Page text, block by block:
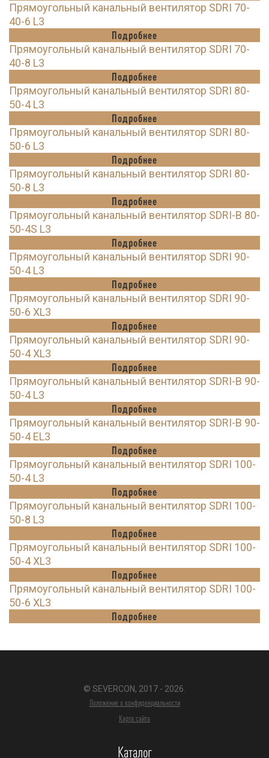
Прямоугольный канальный вентилятор SDRI 70-
40-6 L3
Подробнее
Прямоугольный канальный вентилятор SDRI 70-
40-8 L3
Подробнее
Прямоугольный канальный вентилятор SDRI 80-
50-4 L3
Подробнее
Прямоугольный канальный вентилятор SDRI 80-
50-6 L3
Подробнее
Прямоугольный канальный вентилятор SDRI 80-
50-8 L3
Подробнее
Прямоугольный канальный вентилятор SDRI-B 80-
50-4S L3
Подробнее
Прямоугольный канальный вентилятор SDRI 90-
50-4 L3
Подробнее
Прямоугольный канальный вентилятор SDRI 90-
50-6 XL3
Подробнее
Прямоугольный канальный вентилятор SDRI 90-
50-4 XL3
Подробнее
Прямоугольный канальный вентилятор SDRI-B 90-
50-4 L3
Подробнее
Прямоугольный канальный вентилятор SDRI-B 90-
50-4 EL3
Подробнее
Прямоугольный канальный вентилятор SDRI 100-
50-4 L3
Подробнее
Прямоугольный канальный вентилятор SDRI 100-
50-8 L3
Подробнее
Прямоугольный канальный вентилятор SDRI 100-
50-4 XL3
Подробнее
Прямоугольный канальный вентилятор SDRI 100-
50-6 XL3
Подробнее
© SEVERCON, 2017 - 2026.
Положение о конфиденциальности
Карта сайта
Каталог